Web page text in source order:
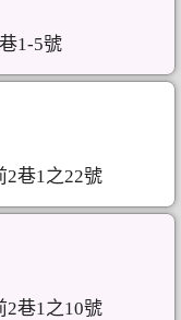
1-5號
2巷1之22號
2巷1之10號